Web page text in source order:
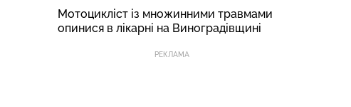
Мотоцикліст із множинними травмами
опинися в лікарні на Виноградівщині
РЕКЛАМА